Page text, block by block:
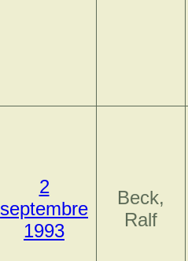
2
septembre
1993
Beck,
Ralf